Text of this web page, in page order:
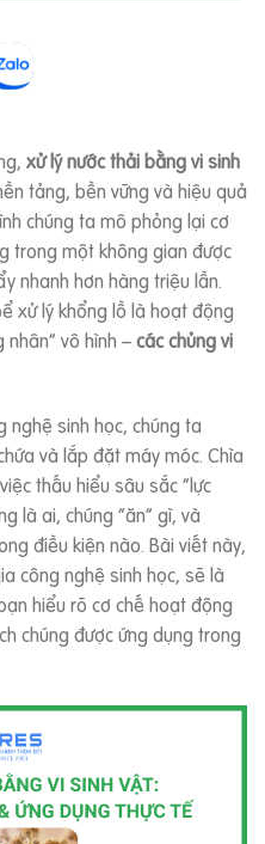
xử lý nước thải bằng vi sinh
tảng, bền vững và hiệu quả
chúng ta mô phỏng lại cơ
trong một không gian được
nhanh hơn hàng triệu lần.
xử lý khổng lồ là hoạt động
vô hình –các chủng vi
nghệ sinh học, chúng ta
và lắp đặt máy móc. Chìa
thấu hiểu sâu sắc “lực
là ai, chúng “ăn” gì, và
điều kiện nào. Bài viết này,
công nghệ sinh học, sẽ là
hiểu rõ cơ chế hoạt động
chúng được ứng dụng trong